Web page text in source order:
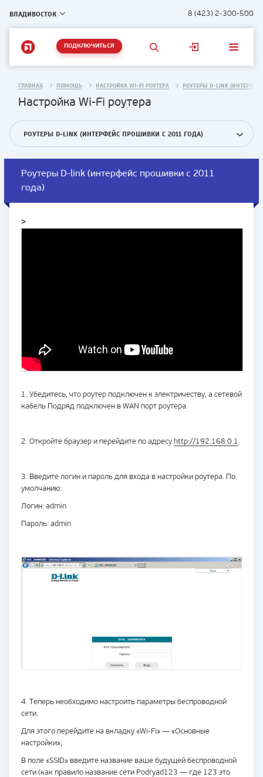
ВЛАДИВОСТОК 8 (423) 2-300-500
ПОДКЛЮЧИТЬСЯ
ГЛАВНАЯ ПОМОЩЬ НАСТРОЙКА WI-FI РОУТЕРА РОУТЕРЫ D-LINK
Настройка Wi-Fi роутера
РОУТЕРЫ D-LINK (ИНТЕРФЕЙС ПРОШИВКИ С 2011 ГОДА)
Роутеры D-link (интерфейс прошивки с 2011
года)
>
1. Убедитесь, что роутер подключен к электричеству, а сетевой
кабель Подряд подключен в WAN порт роутера.
2. Откройте браузер и перейдите по адресу http://192.168.0.1
3. Введите логин и пароль для входа в настройки роутера. По
умолчанию:
Логин: admin
Пароль: admin
4. Теперь необходимо настроить параметры беспроводной
сети.
Для этого перейдите на вкладку «Wi-Fi» — «Основные
настройки»;
В поле «SSID» введите название ваше будущей беспроводной
сети (как правило название сети Podryad123 — где 123 это